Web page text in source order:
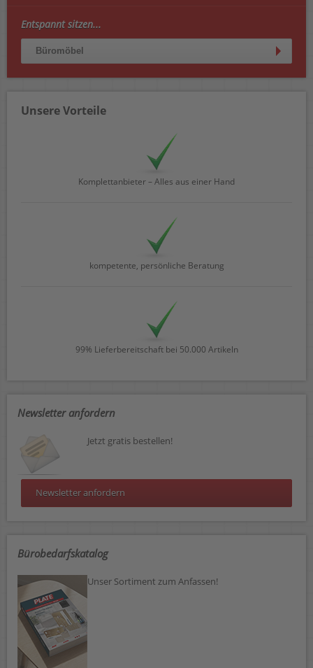
Entspannt sitzen...
Büromöbel
Unsere Vorteile
Komplettanbieter – Alles aus einer Hand
kompetente, persönliche Beratung
99% Lieferbereitschaft bei 50.000 Artikeln
Newsletter anfordern
Jetzt gratis bestellen!
Newsletter anfordern
Bürobedarfskatalog
Unser Sortiment zum Anfassen!